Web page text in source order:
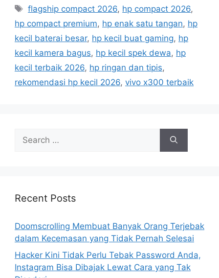
e
g
o
r
i
s
T
a
s
flagship compact 2026, hp compact 2026,
hp compact premium, hp enak satu tangan, hp
kecil baterai besar, hp kecil buat gaming, hp
kecil kamera bagus, hp kecil spek dewa, hp
kecil terbaik 2026, hp ringan dan tipis,
rekomendasi hp kecil 2026, vivo x300 terbaik
h
r
:
Recent Posts
Doomscrolling Membuat Banyak Orang Terjebak
dalam Kecemasan yang Tidak Pernah Selesai
Hacker Kini Tidak Perlu Tebak Password Anda,
Instagram Bisa Dibajak Lewat Cara yang Tak